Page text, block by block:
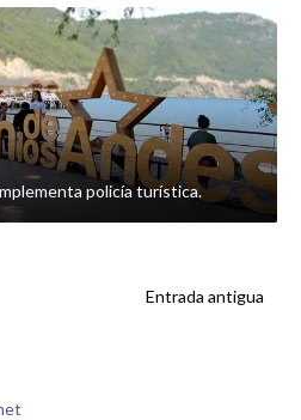
policía turística.
Entrada antigua